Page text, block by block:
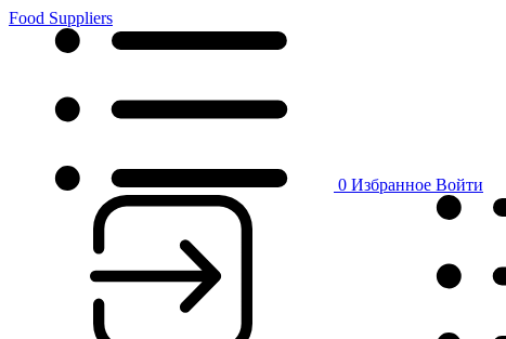
Food Suppliers
0 Избранное Войти